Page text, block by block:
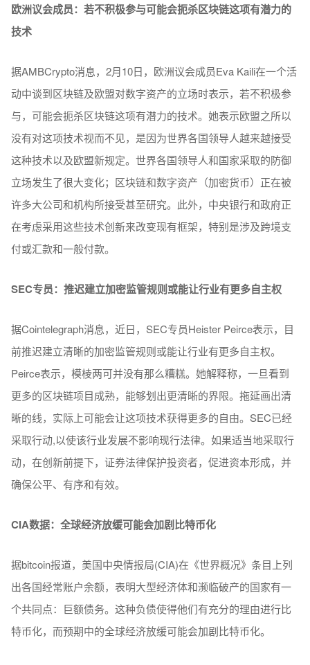
欧洲议会成员：若不积极参与可能会扼杀区块链这项有潜力的
技术
据AMBCrypto消息，2月10日，欧洲议会成员Eva Kaili在一个活
动中谈到区块链及欧盟对数字资产的立场时表示，若不积极参
与，可能会扼杀区块链这项有潜力的技术。她表示欧盟之所以
没有对这项技术视而不见，是因为世界各国领导人越来越接受
这种技术以及欧盟新规定。世界各国领导人和国家采取的防御
立场发生了很大变化；区块链和数字资产（加密货币）正在被
许多大公司和机构所接受甚至研究。此外，中央银行和政府正
在考虑采用这些技术创新来改变现有框架，特别是涉及跨境支
付或汇款和一般付款。
SEC专员：推迟建立加密监管规则或能让行业有更多自主权
据Cointelegraph消息，近日，SEC专员Heister Peirce表示，目
前推迟建立清晰的加密监管规则或能让行业有更多自主权。
Peirce表示，模棱两可并没有那么糟糕。她解释称，一旦看到
更多的区块链项目成熟，能够划出更清晰的界限。拖延画出清
晰的线，实际上可能会让这项技术获得更多的自由。SEC已经
采取行动,以使该行业发展不影响现行法律。如果适当地采取行
动，在创新前提下，证券法律保护投资者，促进资本形成，并
确保公平、有序和有效。
CIA数据：全球经济放缓可能会加剧比特币化
据bitcoin报道，美国中央情报局(CIA)在《世界概况》条目上列
出各国经常账户余额，表明大型经济体和濒临破产的国家有一
个共同点：巨额债务。这种负债使得他们有充分的理由进行比
特币化，而预期中的全球经济放缓可能会加剧比特币化。